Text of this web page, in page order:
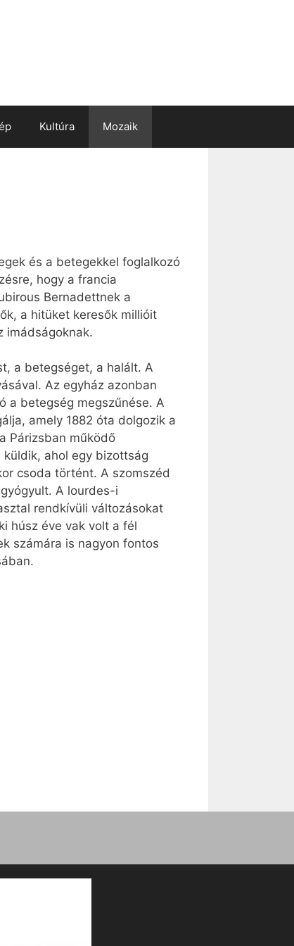
Kultúra Mozaik
és a betegekkel foglalkozó
hogy a francia
Bernadettnek a
a hitüket keresők millióit
imádságoknak.
a betegséget, a halált. A
Az egyház azonban
a betegség megszűnése. A
amely 1882 óta dolgozik a
Párizsban működő
ahol egy bizottság
csoda történt. A szomszéd
A lourdes-i
rendkívüli változásokat
húsz éve vak volt a fél
számára is nagyon fontos